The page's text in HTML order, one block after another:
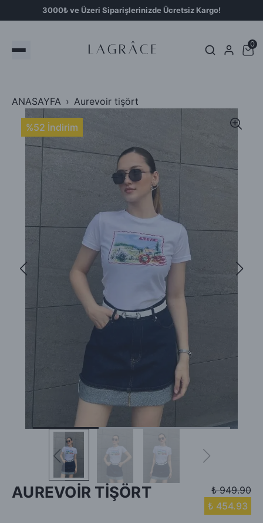
3000₺ ve Üzeri Siparişlerinizde Ücretsiz Kargo!
0
ANASAYFA Aurevoir tişört
%52 İndirim
AUREVOİR TİŞÖRT
₺ 949.90
₺ 454.93